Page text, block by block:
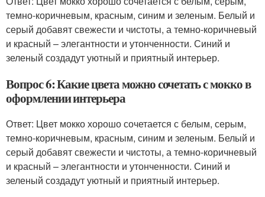
темно-коричневым, красным, синим и зеленым. Белый и
серый добавят свежести и чистоты, а темно-коричневый
и красный – элегантности и утонченности. Синий и
зеленый создадут уютный и приятный интерьер.
Вопрос 6: Какие цвета можно сочетать с мокко в
оформлении интерьера
Ответ: Цвет мокко хорошо сочетается с белым, серым,
темно-коричневым, красным, синим и зеленым. Белый и
серый добавят свежести и чистоты, а темно-коричневый
и красный – элегантности и утонченности. Синий и
зеленый создадут уютный и приятный интерьер.